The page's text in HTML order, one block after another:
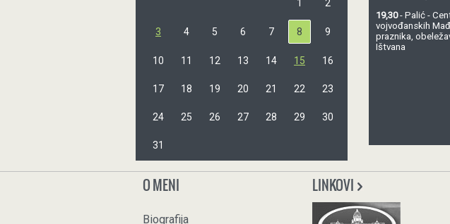
1
2
3 4 5 6 7 8 9
10 11 12 13 14 15 16
17 18 19 20 21 22 23
24 25 26 27 28 29 30
31
19,30- Palić -
vojvođanskih
praznika,
Ištvana
O MENI
Biografija
LINKOVI